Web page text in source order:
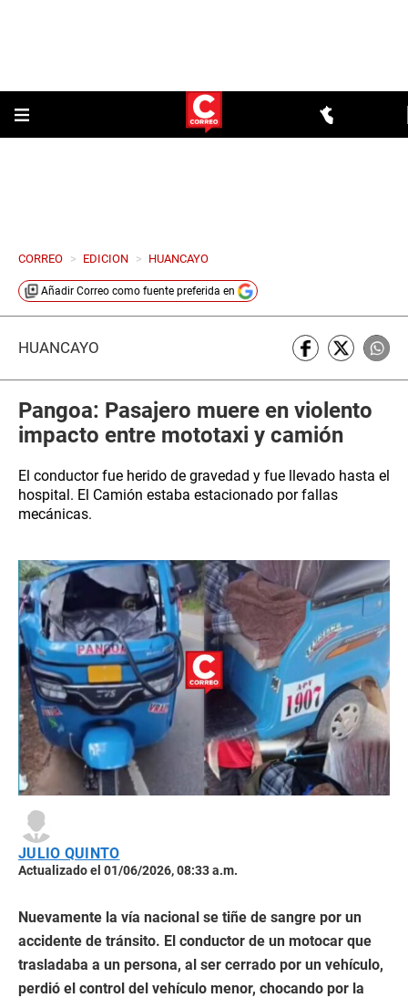
CORREO > EDICION > HUANCAYO
Añadir Correo como fuente preferida en
HUANCAYO
Pangoa: Pasajero muere en violento
impacto entre mototaxi y camión
El conductor fue herido de gravedad y fue llevado hasta el
hospital. El Camión estaba estacionado por fallas
mecánicas.
JULIO QUINTO
Actualizado el 01/06/2026, 08:33 a.m.
Nuevamente la vía nacional se tiñe de sangre por un
accidente de tránsito. El conductor de un motocar que
trasladaba a un persona, al ser cerrado por un vehículo,
perdió el control del vehículo menor, chocando por la